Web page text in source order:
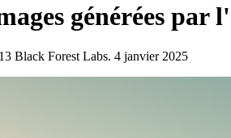
générées
Black Forest Labs. 4 janvier 2025